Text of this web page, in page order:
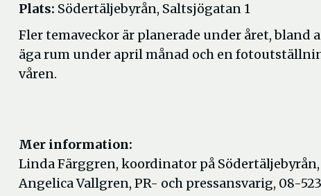
Plats: Södertäljebyrån, Saltsjögatan 1
Fler temaveckor är planerade under året,
äga rum under april månad och en
våren.
Mer information:
Linda Färggren, koordinator på Södertäljebyrån,
Angelica Vallgren, PR- och pressansvarig, 08-